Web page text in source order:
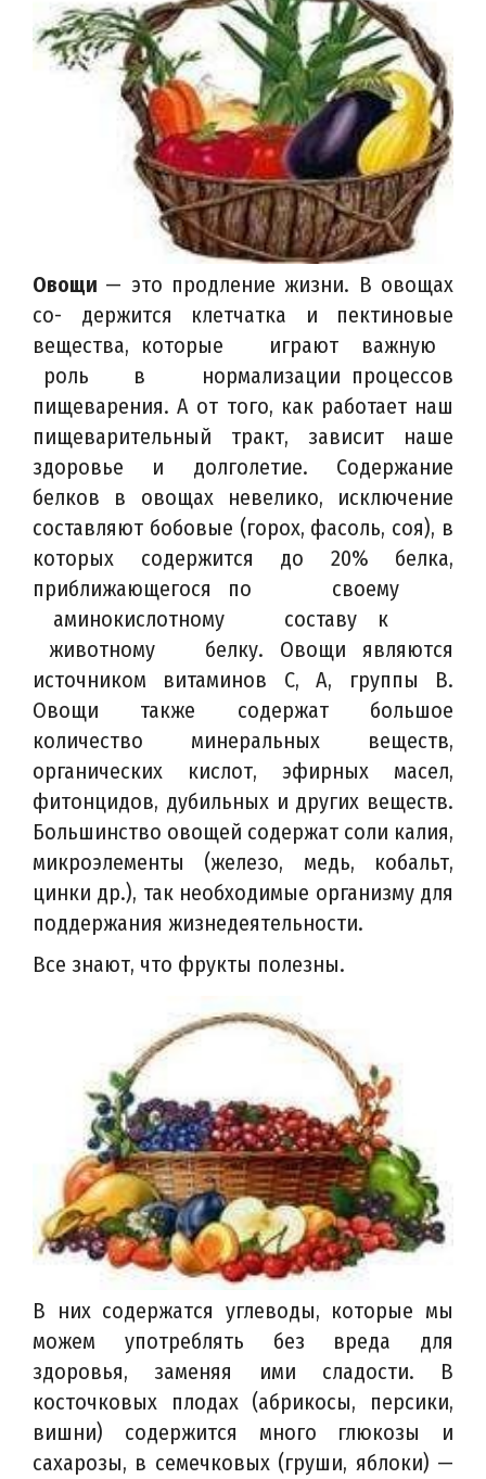
Овощи — это продление жизни. В овощах
со- держится клетчатка и пектиновые
вещества, которые играют важную
роль в нормализации процессов
пищеварения. А от того, как работает наш
пищеварительный тракт, зависит наше
здоровье и долголетие. Содержание
белков в овощах невелико, исключение
составляют бобовые (горох, фасоль, соя), в
которых содержится до 20% белка,
приближающегося по своему
аминокислотному составу к
животному белку. Овощи являются
источником витаминов С, А, группы В.
Овощи также содержат большое
количество минеральных веществ,
органических кислот, эфирных масел,
фитонцидов, дубильных и других веществ.
Большинство овощей содержат соли калия,
микроэлементы (железо, медь, кобальт,
цинки др.), так необходимые организму для
поддержания жизнедеятельности.
Все знают, что фрукты полезны.
В них содержатся углеводы, которые мы
можем употреблять без вреда для
здоровья, заменяя ими сладости. В
косточковых плодах (абрикосы, персики,
вишни) содержится много глюкозы и
сахарозы, в семечковых (груши, яблоки) —